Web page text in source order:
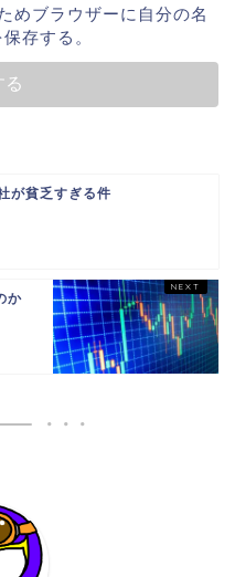
めブラウザーに自分の名
存する。
が貧乏すぎる件
か